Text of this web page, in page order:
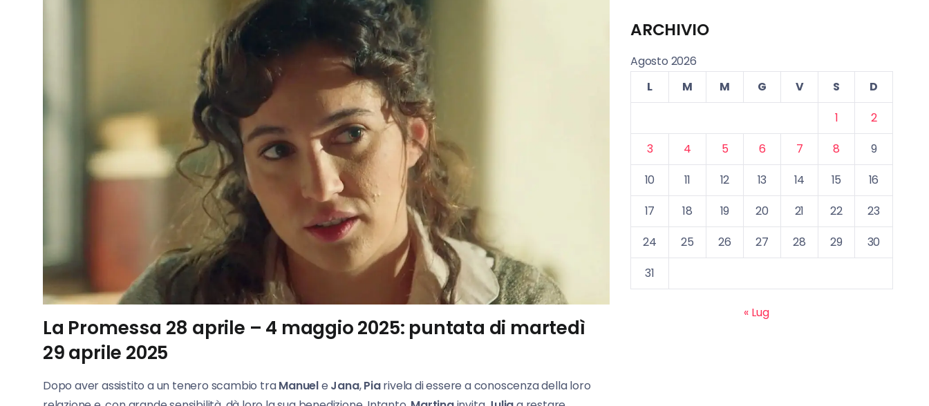
La Promessa 28 aprile – 4 maggio 2025: puntata di martedì
29 aprile 2025
Dopo aver assistito a un tenero scambio traManuele Jana,Piarivela di essere a conoscenza della loro
ARCHIVIO
Agosto 2026
L
M M G V S
D
1
2
3
4 5 6 7 8
9
10
11 12 13 14 15
16
17
18 19 20 21 22
23
24
25 26 27 28 29
30
31
« Lug